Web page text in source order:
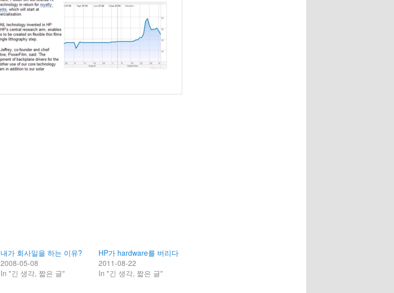
내가 회사일을 하는 이유?
2008-05-08
In "긴 생각, 짧은 글"
HP가 hardware를 버리다
2011-08-22
In "긴 생각, 짧은 글"